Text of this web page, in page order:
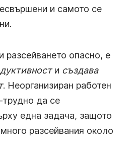
и самото се
разсейването опасно, е
и създава
. Неорганизиран работен
трудно да се
една задача, защото
разсейвания около